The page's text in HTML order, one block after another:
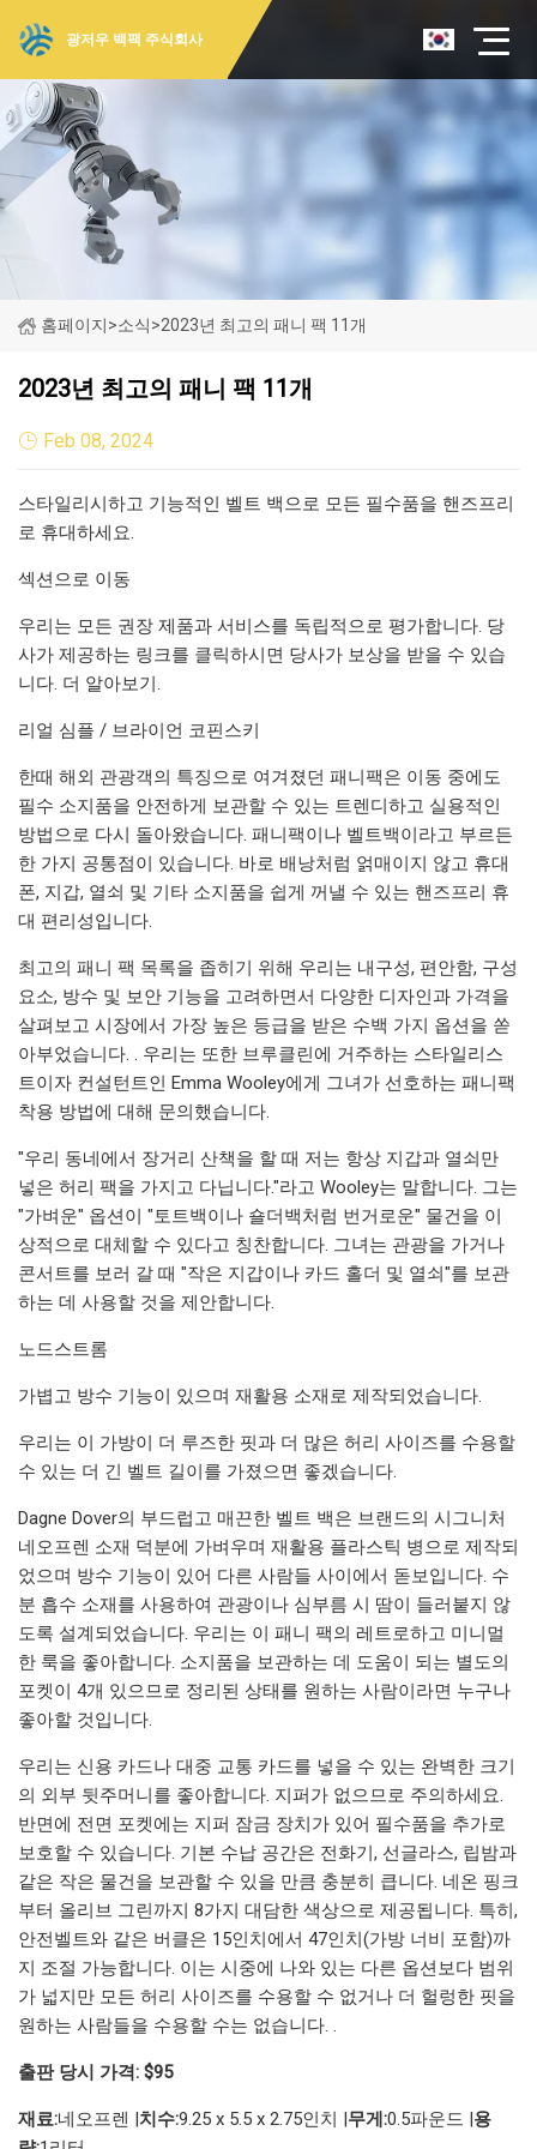
광저우 백팩 주식회사
홈페이지>소식>2023년 최고의 패니 팩 11개
2023년 최고의 패니 팩 11개
Feb 08, 2024
스타일리시하고 기능적인 벨트 백으로 모든 필수품을 핸즈프리
로 휴대하세요.
섹션으로 이동
우리는 모든 권장 제품과 서비스를 독립적으로 평가합니다. 당
사가 제공하는 링크를 클릭하시면 당사가 보상을 받을 수 있습
니다. 더 알아보기.
리얼 심플 / 브라이언 코핀스키
한때 해외 관광객의 특징으로 여겨졌던 패니팩은 이동 중에도
필수 소지품을 안전하게 보관할 수 있는 트렌디하고 실용적인
방법으로 다시 돌아왔습니다. 패니팩이나 벨트백이라고 부르든
한 가지 공통점이 있습니다. 바로 배낭처럼 얽매이지 않고 휴대
폰, 지갑, 열쇠 및 기타 소지품을 쉽게 꺼낼 수 있는 핸즈프리 휴
대 편리성입니다.
최고의 패니 팩 목록을 좁히기 위해 우리는 내구성, 편안함, 구성
요소, 방수 및 보안 기능을 고려하면서 다양한 디자인과 가격을
살펴보고 시장에서 가장 높은 등급을 받은 수백 가지 옵션을 쏟
아부었습니다. . 우리는 또한 브루클린에 거주하는 스타일리스
트이자 컨설턴트인 Emma Wooley에게 그녀가 선호하는 패니팩
착용 방법에 대해 문의했습니다.
"우리 동네에서 장거리 산책을 할 때 저는 항상 지갑과 열쇠만
넣은 허리 팩을 가지고 다닙니다."라고 Wooley는 말합니다. 그는
"가벼운" 옵션이 "토트백이나 숄더백처럼 번거로운" 물건을 이
상적으로 대체할 수 있다고 칭찬합니다. 그녀는 관광을 가거나
콘서트를 보러 갈 때 "작은 지갑이나 카드 홀더 및 열쇠"를 보관
하는 데 사용할 것을 제안합니다.
노드스트롬
가볍고 방수 기능이 있으며 재활용 소재로 제작되었습니다.
우리는 이 가방이 더 루즈한 핏과 더 많은 허리 사이즈를 수용할
수 있는 더 긴 벨트 길이를 가졌으면 좋겠습니다.
Dagne Dover의 부드럽고 매끈한 벨트 백은 브랜드의 시그니처
네오프렌 소재 덕분에 가벼우며 재활용 플라스틱 병으로 제작되
었으며 방수 기능이 있어 다른 사람들 사이에서 돋보입니다. 수
분 흡수 소재를 사용하여 관광이나 심부름 시 땀이 들러붙지 않
도록 설계되었습니다. 우리는 이 패니 팩의 레트로하고 미니멀
한 룩을 좋아합니다. 소지품을 보관하는 데 도움이 되는 별도의
포켓이 4개 있으므로 정리된 상태를 원하는 사람이라면 누구나
좋아할 것입니다.
우리는 신용 카드나 대중 교통 카드를 넣을 수 있는 완벽한 크기
의 외부 뒷주머니를 좋아합니다. 지퍼가 없으므로 주의하세요.
반면에 전면 포켓에는 지퍼 잠금 장치가 있어 필수품을 추가로
보호할 수 있습니다. 기본 수납 공간은 전화기, 선글라스, 립밤과
같은 작은 물건을 보관할 수 있을 만큼 충분히 큽니다. 네온 핑크
부터 올리브 그린까지 8가지 대담한 색상으로 제공됩니다. 특히,
안전벨트와 같은 버클은 15인치에서 47인치(가방 너비 포함)까
지 조절 가능합니다. 이는 시중에 나와 있는 다른 옵션보다 범위
가 넓지만 모든 허리 사이즈를 수용할 수 없거나 더 헐렁한 핏을
원하는 사람들을 수용할 수는 없습니다. .
출판 당시 가격: $95
재료:네오프렌 |치수:9.25 x 5.5 x 2.75인치 |무게:0.5파운드 |용